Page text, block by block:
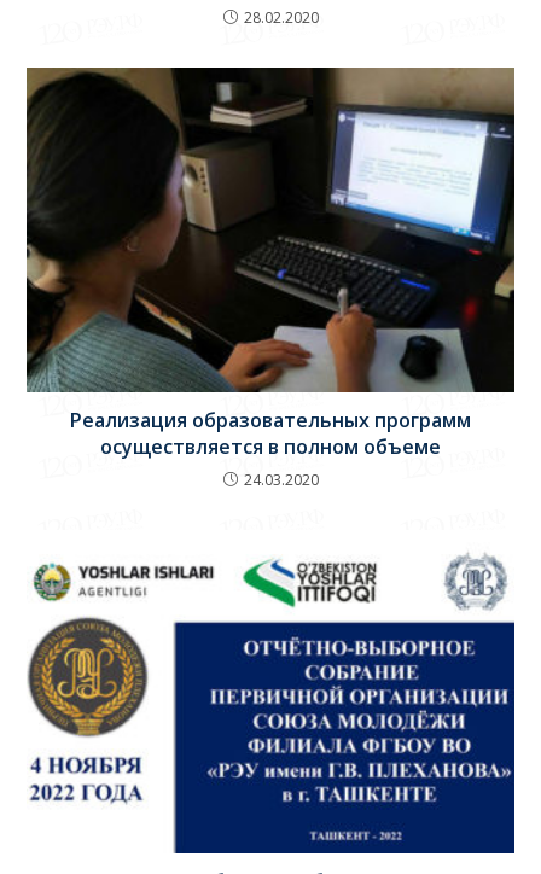
28.02.2020
Реализация образовательных программ
осуществляется в полном объеме
24.03.2020